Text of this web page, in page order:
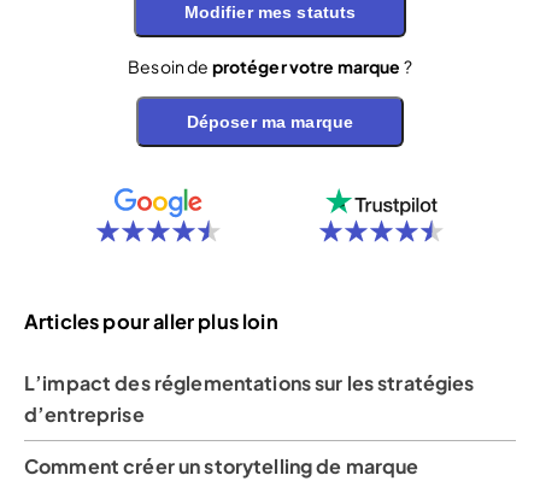
Modifier mes statuts
Besoin de protéger votre marque ?
Déposer ma marque
Articles pour aller plus loin
L’impact des réglementations sur les stratégies
d’entreprise
Comment créer un storytelling de marque